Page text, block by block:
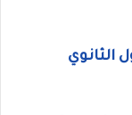
الثانوي